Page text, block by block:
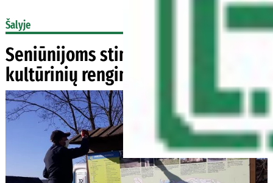
Šalyje
Seniūnijoms stinga darbo rankų ir
kultūrinių renginių